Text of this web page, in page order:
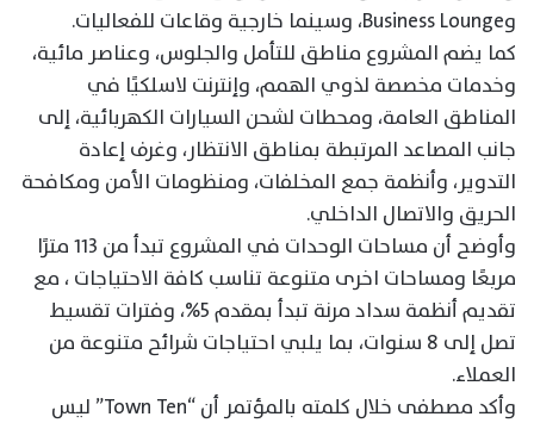
وBusiness Lounge، وسينما خارجية وقاعات للفعاليات.
كما يضم المشروع مناطق للتأمل والجلوس، وعناصر مائية،
وخدمات مخصصة لذوي الهمم، وإنترنت لاسلكيًا في
المناطق العامة، ومحطات لشحن السيارات الكهربائية، إلى
جانب المصاعد المرتبطة بمناطق الانتظار، وغرف إعادة
التدوير، وأنظمة جمع المخلفات، ومنظومات الأمن ومكافحة
الحريق والاتصال الداخلي.
وأوضح أن مساحات الوحدات في المشروع تبدأ من ١١٣ مترًا
مربعًا ومساحات اخرى متنوعة تناسب كافة الاحتياجات ، مع
تقديم أنظمة سداد مرنة تبدأ بمقدم 5%، وفترات تقسيط
تصل إلى 8 سنوات، بما يلبي احتياجات شرائح متنوعة من
العملاء.
وأكد مصطفى خلال كلمته بالمؤتمر أن “Town Ten” ليس